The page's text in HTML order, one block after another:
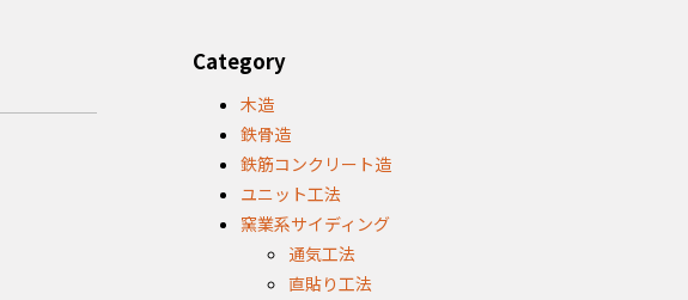
Category
木造
鉄骨造
鉄筋コンクリート造
ユニット工法
窯業系サイディング
通気工法
直貼り工法